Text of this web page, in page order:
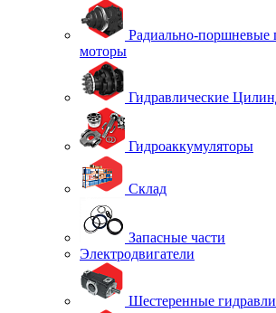
Радиально-поршневые
моторы
Гидравлические
Гидроаккумуляторы
Склад
Запасные части
Электродвигатели
Шестеренные